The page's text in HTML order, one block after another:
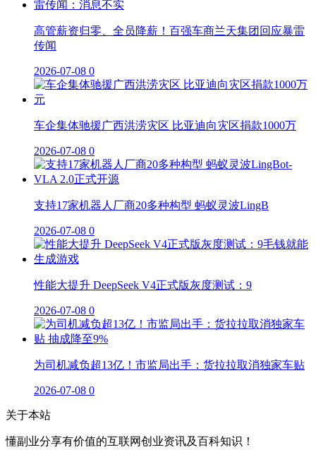
高管薪资归零、全员降薪！百强车商兰天集团回应暴雷
传闻
2026-07-08 0
车企集体驰援广西洪涝灾区 比亚迪向灾区捐款1000万
2026-07-08 0
支持17家机器人厂商20多种构型 蚂蚁灵波LingB
2026-07-08 0
性能大提升 DeepSeek V4正式版灰度测试：9
2026-07-08 0
为司机减负超13亿！市监局出手：货拉拉取消独家车贴
2026-07-08 0
关于本站
懂副业分享有价值的互联网创业资讯及百科知识！